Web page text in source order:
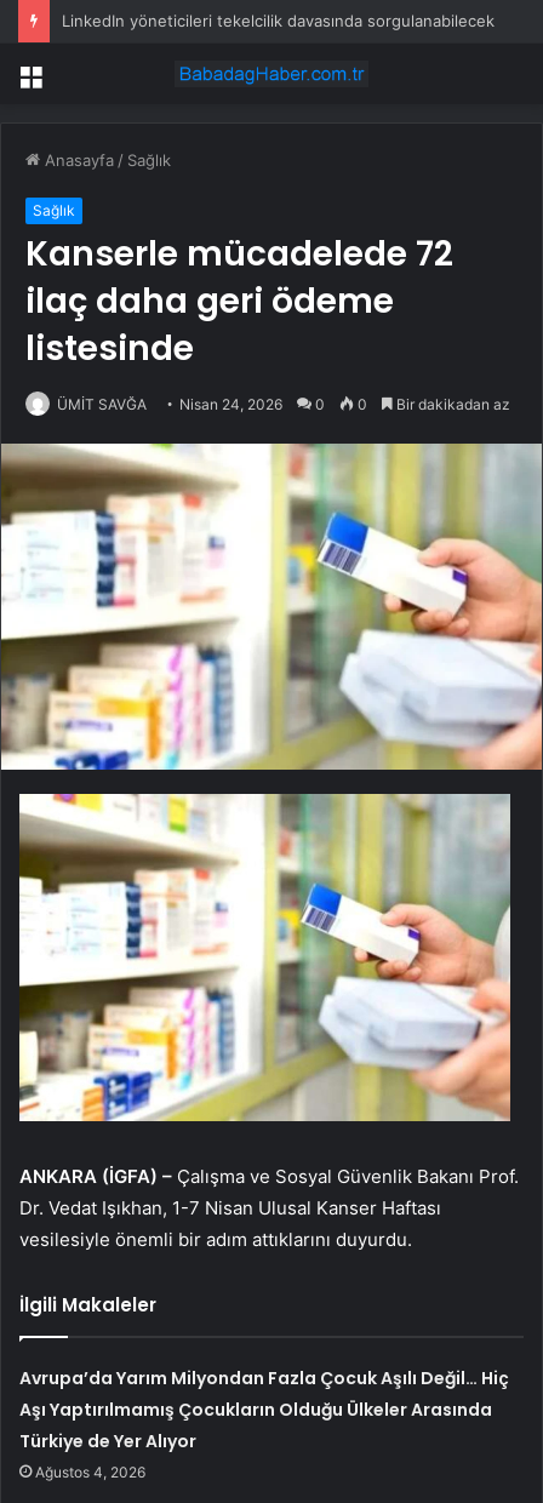
Her sene aynı görüntüler: Ormanlarımız alevler arasında kalıyor
Menü
Anasayfa / Sağlık
Sağlık
Kanserle mücadelede 72
ilaç daha geri ödeme
listesinde
ÜMİT SAVĞA Nisan 24, 2026 0 0 Bir dakikadan az
ANKARA (İGFA) – Çalışma ve Sosyal Güvenlik Bakanı Prof.
Dr. Vedat Işıkhan, 1-7 Nisan Ulusal Kanser Haftası
vesilesiyle önemli bir adım attıklarını duyurdu.
İlgili Makaleler
Avrupa’da Yarım Milyondan Fazla Çocuk Aşılı Değil… Hiç
Aşı Yaptırılmamış Çocukların Olduğu Ülkeler Arasında
Türkiye de Yer Alıyor
Ağustos 4, 2026